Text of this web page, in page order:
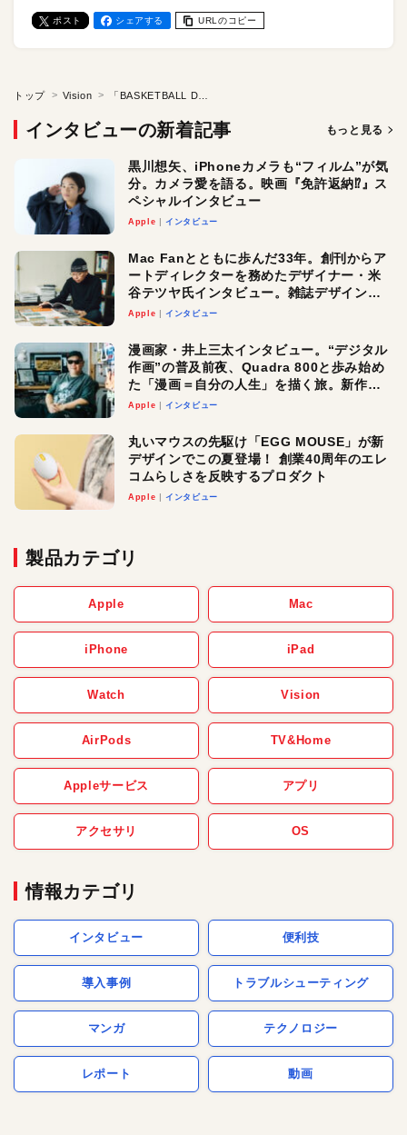
ポスト シェアする URLのコピー
トップ Vision
インタビューの新着記事 もっと見る
黒川想矢、iPhoneカメラも“フィルム”が気
分。カメラ愛を語る。映画『免許返納⁉︎』ス
ペシャルインタビュー
Apple インタビュー
Mac Fanとともに歩んだ33年。創刊からア
ートディレクターを務めたデザイナー・米
谷テツヤ氏インタビュー。雑誌デザインの
真髄と今後
Apple インタビュー
漫画家・井上三太インタビュー。“デジタル
作画”の普及前夜、Quadra 800と歩み始め
た「漫画＝自分の人生」を描く旅。新作
『惨家』に込めた想い
Apple インタビュー
丸いマウスの先駆け「EGG MOUSE」が新
デザインでこの夏登場！ 創業40周年のエレ
コムらしさを反映するプロダクト
Apple インタビュー
製品カテゴリ
Apple Mac
iPhone iPad
Watch Vision
AirPods TV&Home
Appleサービス アプリ
アクセサリ OS
情報カテゴリ
インタビュー 便利技
導入事例 トラブルシューティング
マンガ テクノロジー
レポート 動画